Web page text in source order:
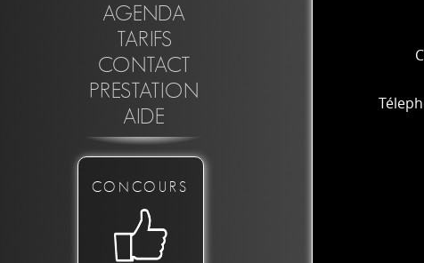
AGENDA
TARIFS
CONTACT
PRESTATION
AIDE
CONCOURS